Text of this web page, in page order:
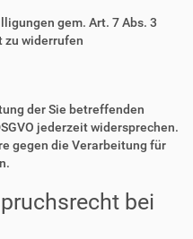
gem. Art. 7 Abs. 3
zu widerrufen
der Sie betreffenden
jederzeit widersprechen.
gegen die Verarbeitung für
bei